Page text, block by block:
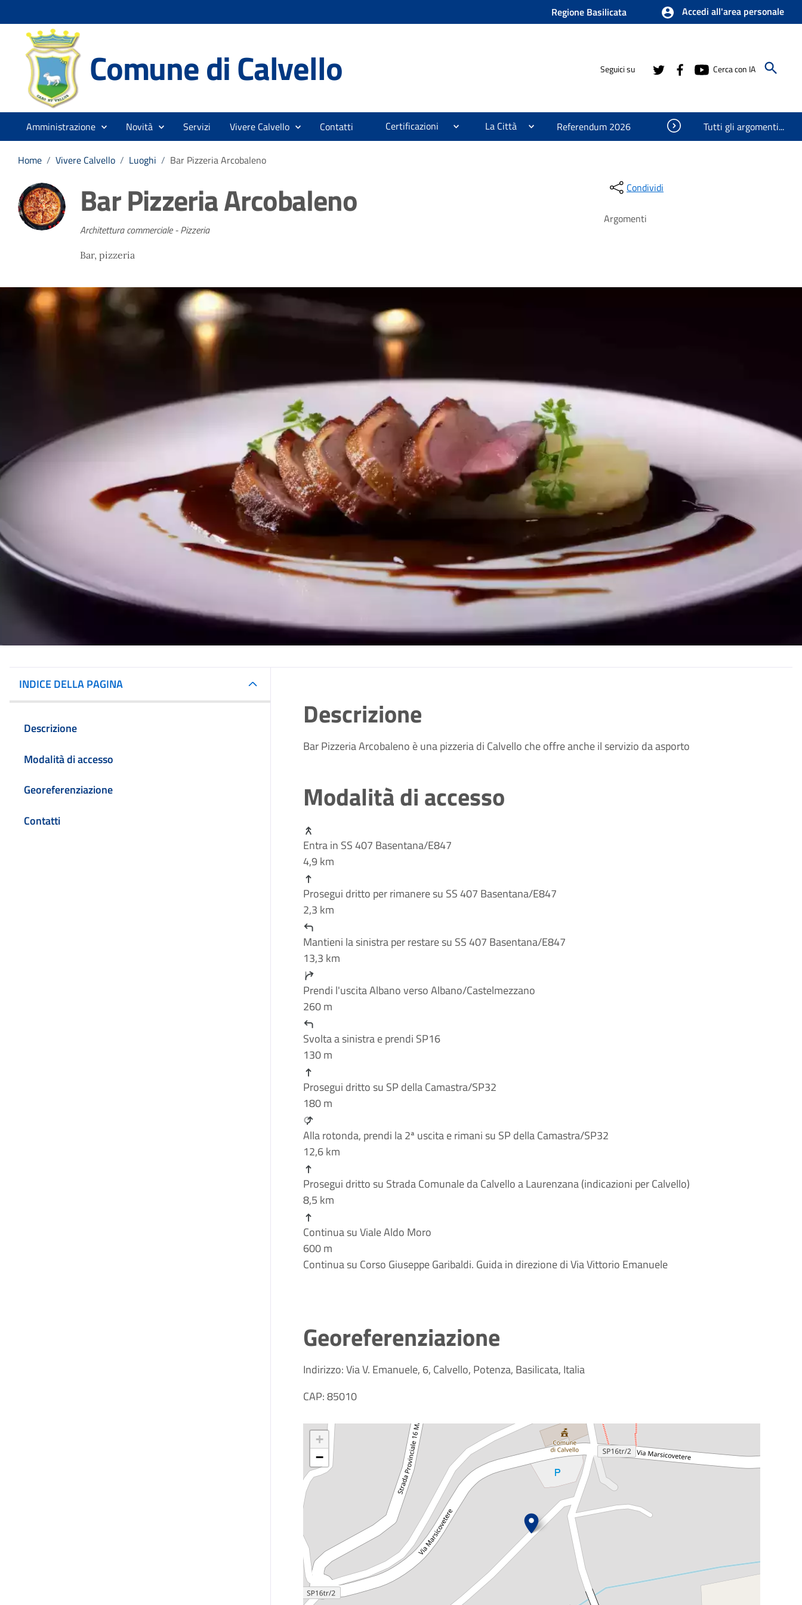
Regione Basilicata Accedi all'area personale
Comune di Calvello Seguici su Cerca con IA
Amministrazione Novità Servizi Vivere Calvello Contatti Certificazioni La Città Referendum 2026 Visualizza oggetti nascosti
Tutti gli argomenti...
Home / Vivere Calvello / Luoghi / Bar Pizzeria Arcobaleno
Bar Pizzeria Arcobaleno
Architettura commerciale - Pizzeria
Bar, pizzeria
Condividi
Argomenti
INDICE DELLA PAGINA
Descrizione
Modalità di accesso
Georeferenziazione
Contatti
Descrizione
Bar Pizzeria Arcobaleno è una pizzeria di Calvello che offre anche il servizio da asporto
Modalità di accesso
Entra in SS 407 Basentana/E847
4,9 km
Prosegui dritto per rimanere su SS 407 Basentana/E847
2,3 km
Mantieni la sinistra per restare su SS 407 Basentana/E847
13,3 km
Prendi l'uscita Albano verso Albano/Castelmezzano
260 m
Svolta a sinistra e prendi SP16
130 m
Prosegui dritto su SP della Camastra/SP32
180 m
Alla rotonda, prendi la 2ª uscita e rimani su SP della Camastra/SP32
12,6 km
Prosegui dritto su Strada Comunale da Calvello a Laurenzana (indicazioni per Calvello)
8,5 km
Continua su Viale Aldo Moro
600 m
Continua su Corso Giuseppe Garibaldi. Guida in direzione di Via Vittorio Emanuele
Georeferenziazione
Indirizzo: Via V. Emanuele, 6, Calvello, Potenza, Basilicata, Italia
CAP: 85010
+
−